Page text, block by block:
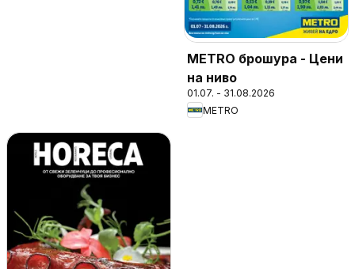
METRO брошура - Цени
на ниво
01.07. - 31.08.2026
METRO